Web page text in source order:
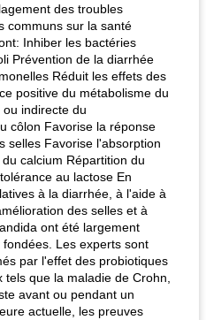
des troubles
communs sur la santé
Inhiber les bactéries
Prévention de la diarrhée
Réduit les effets des
positive du métabolisme du
indirecte du
côlon Favorise la réponse
selles Favorise l'absorption
calcium Répartition du
au lactose En
à la diarrhée, à l'aide à
des selles et à
ont été largement
Les experts sont
par l'effet des probiotiques
que la maladie de Crohn,
avant ou pendant un
actuelle, les preuves